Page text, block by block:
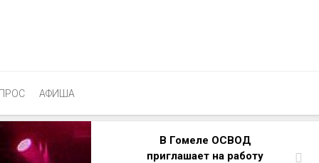
АФИША
В Гомеле ОСВОД
приглашает на работу